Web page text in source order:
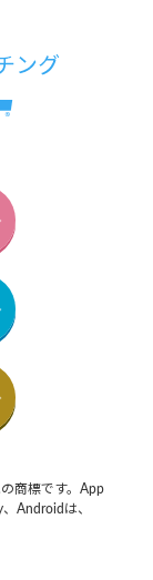
商標です。App
Androidは、